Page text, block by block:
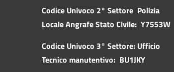
Codice Univoco 2° Settore Polizia
Locale Angrafe Stato Civile: Y7553W
Codice Univoco 3° Settore: Ufficio
Tecnico manutentivo: BU1JKY